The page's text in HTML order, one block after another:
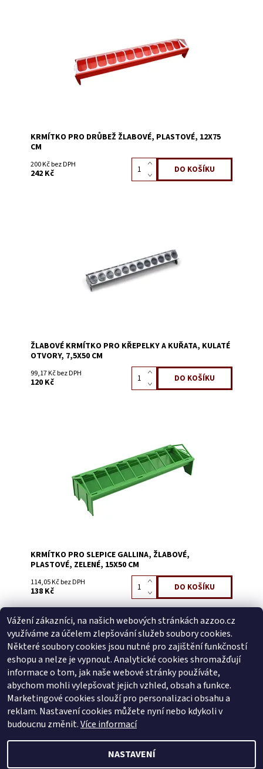
KRMÍTKO PRO DRŮBEŽ ŽLABOVÉ, PLASTOVÉ, 12X75
CM
200 Kč bez DPH
242 Kč
ŽLABOVÉ KRMÍTKO PRO KŘEPELKY A KUŘATA, KULATÉ
OTVORY, 7,5X50 CM
99,17 Kč bez DPH
120 Kč
KRMÍTKO PRO SLEPICE GALLINA, ŽLABOVÉ,
PLASTOVÉ, ZELENÉ, 15X50 CM
114,05 Kč bez DPH
138 Kč
Buďte první, kdo napíše příspěvek k této položce.
Přidat komentář
Buďte první, kdo napíše příspěvek k této položce.
Přidat hodnocení
Zboží.cz | Heureka.cz
Vážení zákazníci, na našich webových stránkách azzoo.cz
využíváme za účelem zlepšování služeb soubory cookies.
Některé soubory cookies jsou nutné pro zajištění funkčností
eshopu a nelze je vypnout. Analytické cookies shromažďují
informace o tom, jak naše webové stránky používáte,
abychom mohli vylepšovat jejich vzhled, obsah a funkce.
Marketingové cookies slouží pro personalizaci obsahu a
reklam. Nastavení cookies můžete nyní nebo kdykoli v
budoucnu změnit.Více informací
NASTAVENÍ